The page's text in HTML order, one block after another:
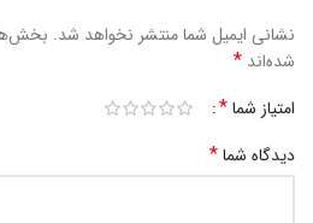
نشانی ایمیل شما منتشر نخواهد شد.
شده‌اند *
امتیاز شما*
دیدگاه شما*